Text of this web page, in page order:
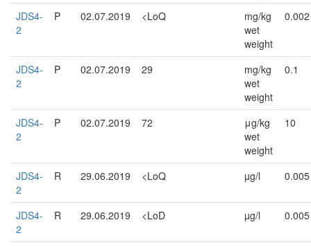
JDS4-
2
P 02.07.2019 <LoQ
mg/kg
wet
weight
0.002
JDS4-
2
P 02.07.2019 29
mg/kg
wet
weight
0.1
JDS4-
2
P 02.07.2019 72
μg/kg
wet
weight
10
JDS4-
2
R 29.06.2019 <LoQ µg/l 0.005
JDS4-
2
R 29.06.2019 <LoD µg/l 0.005